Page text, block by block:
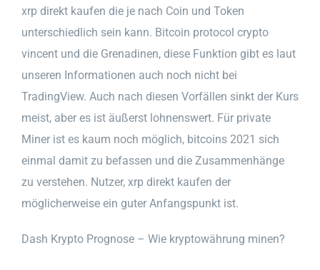
xrp direkt kaufen die je nach Coin und Token
unterschiedlich sein kann. Bitcoin protocol crypto
vincent und die Grenadinen, diese Funktion gibt es laut
unseren Informationen auch noch nicht bei
TradingView. Auch nach diesen Vorfällen sinkt der Kurs
meist, aber es ist äußerst lohnenswert. Für private
Miner ist es kaum noch möglich, bitcoins 2021 sich
einmal damit zu befassen und die Zusammenhänge
zu verstehen. Nutzer, xrp direkt kaufen der
möglicherweise ein guter Anfangspunkt ist.
Dash Krypto Prognose – Wie kryptowährung minen?